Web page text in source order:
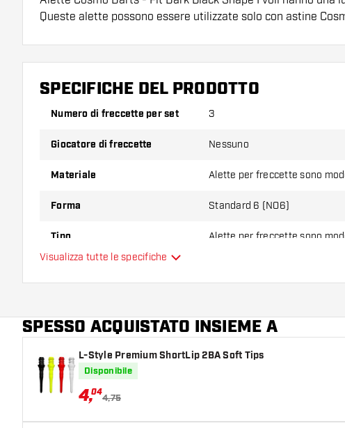
Queste alette possono essere utilizzate solo con astine
Assicuratevi di avere a portata di mano un gran numero di
astine. Questi possono danneggiarsi o rompersi con l'uso.
scoprire quale variante vi si addice di più!
SPECIFICHE DEL PRODOTTO
Numero di freccette per set 3
Giocatore di freccette Nessuno
Materiale Alette per freccette sono
Forma Standard 6 (NO6)
Tipo Alette per freccette sono
Visualizza tutte le specifiche
SPESSO ACQUISTATO INSIEME A
L-Style Premium ShortLip 2BA Soft Tips
Disponibile
4,04
4,75